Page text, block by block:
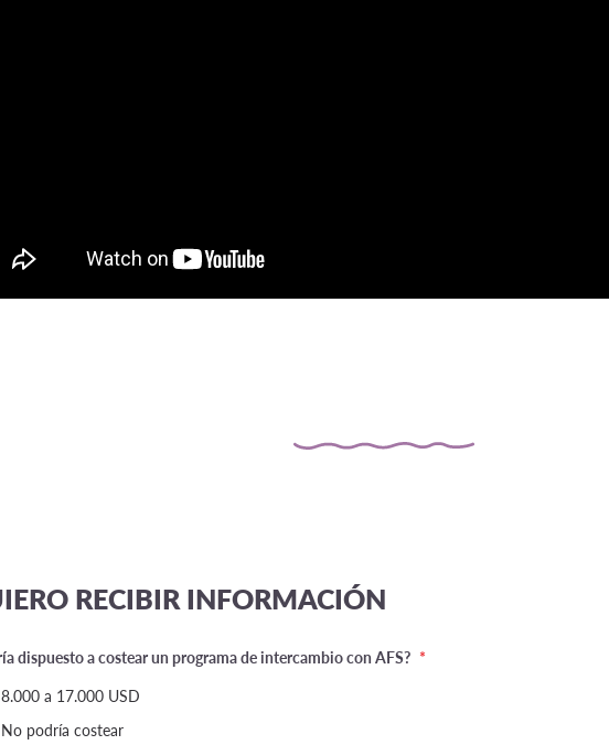
RECIBIR INFORMACIÓN
dispuesto a costear un programa de intercambio con AFS? *
8.000 a 17.000 USD
No podría costear